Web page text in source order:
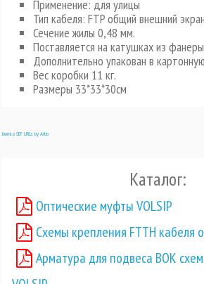
Применение: для улицы
Тип кабеля: FTP общий внешний
Сечение жилы 0,48 мм.
Поставляется на катушках из
Дополнительно упакован в
Вес коробки 11 кг.
Размеры 33*33*30см
Joomla SEF URLs by Artio
Каталог:
Оптические муфты VOLSIP
Схемы крепления FTTH кабеля
Арматура для подвеса ВОК